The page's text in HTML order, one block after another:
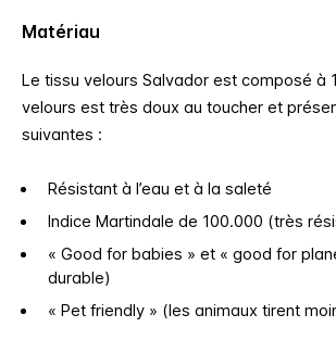
Matériau
Le tissu velours Salvador est composé à
velours est très doux au toucher et
suivantes :
Résistant à l’eau et à la saleté
Indice Martindale de 100.000 (très
« Good for babies » et « good for
durable)
« Pet friendly » (les animaux tirent